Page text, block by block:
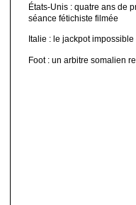
États-Unis : quatre ans de
séance fétichiste filmée
Italie : le jackpot
Foot : un arbitre somalien